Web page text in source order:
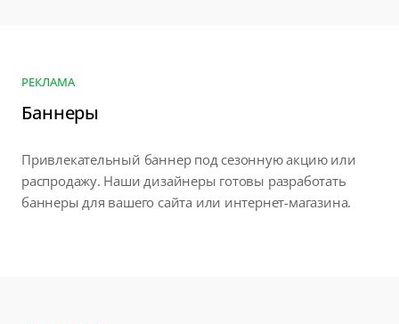
РЕКЛАМА
Баннеры
Привлекательный баннер под сезонную акцию или
распродажу. Наши дизайнеры готовы разработать
баннеры для вашего сайта или интернет-магазина.